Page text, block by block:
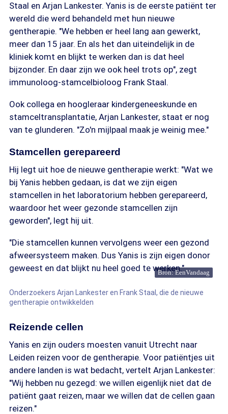
Staal en Arjan Lankester. Yanis is de eerste patiënt ter
wereld die werd behandeld met hun nieuwe
gentherapie. "We hebben er heel lang aan gewerkt,
meer dan 15 jaar. En als het dan uiteindelijk in de
kliniek komt en blijkt te werken dan is dat heel
bijzonder. En daar zijn we ook heel trots op", zegt
immunoloog-stamcelbioloog Frank Staal.
Ook collega en hoogleraar kindergeneeskunde en
stamceltransplantatie, Arjan Lankester, staat er nog
van te glunderen. "Zo'n mijlpaal maak je weinig mee."
Stamcellen gerepareerd
Hij legt uit hoe de nieuwe gentherapie werkt: "Wat we
bij Yanis hebben gedaan, is dat we zijn eigen
stamcellen in het laboratorium hebben gerepareerd,
waardoor het weer gezonde stamcellen zijn
geworden", legt hij uit.
"Die stamcellen kunnen vervolgens weer een gezond
afweersysteem maken. Dus Yanis is zijn eigen donor
geweest en dat blijkt nu heel goed te werken."Bron: EenVandaag
Onderzoekers Arjan Lankester en Frank Staal, die de nieuwe
gentherapie ontwikkelden
Reizende cellen
Yanis en zijn ouders moesten vanuit Utrecht naar
Leiden reizen voor de gentherapie. Voor patiëntjes uit
andere landen is wat bedacht, vertelt Arjan Lankester:
"Wij hebben nu gezegd: we willen eigenlijk niet dat de
patiënt gaat reizen, maar we willen dat de cellen gaan
reizen."